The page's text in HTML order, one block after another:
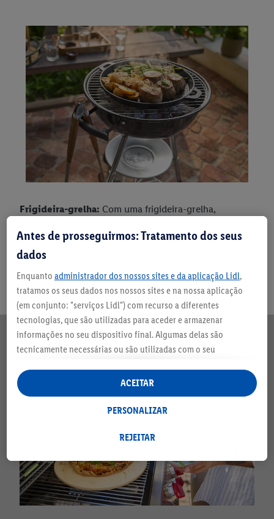
Frigideira-grelha: Com uma frigideira-grelha,
gordura pingue para as brasas, pode grelhar legumes,
bifes ou batatas até ficarem estaladiços e poupa em
Antes de prosseguirmos: Tratamento dos seus
dados
Enquanto administrador dos nossos sites e da aplicação Lidl,
tratamos os seus dados nos nossos sites e na nossa aplicação
(em conjunto: "serviços Lidl") com recurso a diferentes
tecnologias, que são utilizadas para aceder e armazenar
informações no seu dispositivo final. Algumas delas são
tecnicamente necessárias ou são utilizadas com o seu
estatísticas ou para publicidade personalizada dentro e fora
dos serviços Lidl. Se for membro do programa Lidl Plus, os
dados relativos ao seu comportamento de compra na loja
Ao clicar em "Personalizar", pode autorizar finalidades de
sobre o tratamento de dados.
Ao clicar em "Rejeitar", só pode autorizar a utilização das
tecnologias necessárias. Ao clicar em "Aceitar", está a consentir
REJEITAR
PERSONALIZAR
ACEITAR